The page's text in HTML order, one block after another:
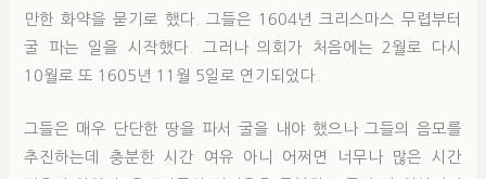
만한 화약을 묻기로 했다. 그들은 1604년 크리스마스 무렵부터
굴 파는 일을 시작했다. 그러나 의회가 처음에는 2월로 다시
10월로 또 1605년 11월 5일로 연기되었다.
그들은 매우 단단한 땅을 파서 굴을 내야 했으나 그들의 음모를
추진하는데 충분한 시간 여유 아니 어쩌면 너무나 많은 시간